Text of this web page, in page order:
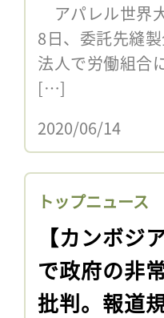
アパレル世界
8日、委託先縫
法人で労働組合
[…]
2020/06/14
トップニュース
【カンボジ
で政府の非
批判。報道